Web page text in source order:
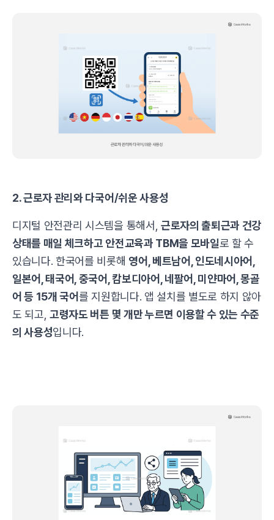
2. 근로자 관리와 다국어/쉬운 사용성
디지털 안전관리 시스템을 통해서, 근로자의 출퇴근과 건강
상태를 매일 체크하고 안전교육과 TBM을 모바일로 할 수
있습니다. 한국어를 비롯해 영어, 베트남어, 인도네시아어,
일본어, 태국어, 중국어, 캄보디아어, 네팔어, 미얀마어, 몽골
어 등 15개 국어를 지원합니다. 앱 설치를 별도로 하지 않아
도 되고,고령자도 버튼 몇 개만 누르면 이용할 수 있는 수준
의 사용성입니다.